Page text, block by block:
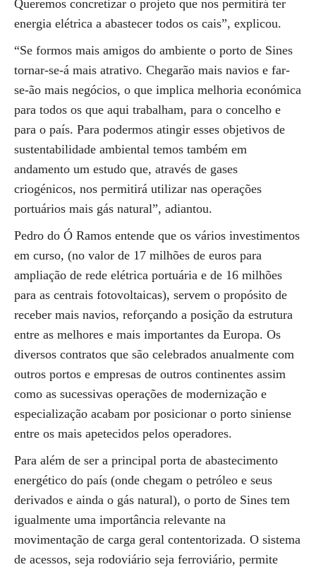
Queremos concretizar o projeto que nos permitirá ter
energia elétrica a abastecer todos os cais”, explicou.
“Se formos mais amigos do ambiente o porto de Sines
tornar-se-á mais atrativo. Chegarão mais navios e far-
se-ão mais negócios, o que implica melhoria económica
para todos os que aqui trabalham, para o concelho e
para o país. Para podermos atingir esses objetivos de
sustentabilidade ambiental temos também em
andamento um estudo que, através de gases
criogénicos, nos permitirá utilizar nas operações
portuários mais gás natural”, adiantou.
Pedro do Ó Ramos entende que os vários investimentos
em curso, (no valor de 17 milhões de euros para
ampliação de rede elétrica portuária e de 16 milhões
para as centrais fotovoltaicas), servem o propósito de
receber mais navios, reforçando a posição da estrutura
entre as melhores e mais importantes da Europa. Os
diversos contratos que são celebrados anualmente com
outros portos e empresas de outros continentes assim
como as sucessivas operações de modernização e
especialização acabam por posicionar o porto siniense
entre os mais apetecidos pelos operadores.
Para além de ser a principal porta de abastecimento
energético do país (onde chegam o petróleo e seus
derivados e ainda o gás natural), o porto de Sines tem
igualmente uma importância relevante na
movimentação de carga geral contentorizada. O sistema
de acessos, seja rodoviário seja ferroviário, permite